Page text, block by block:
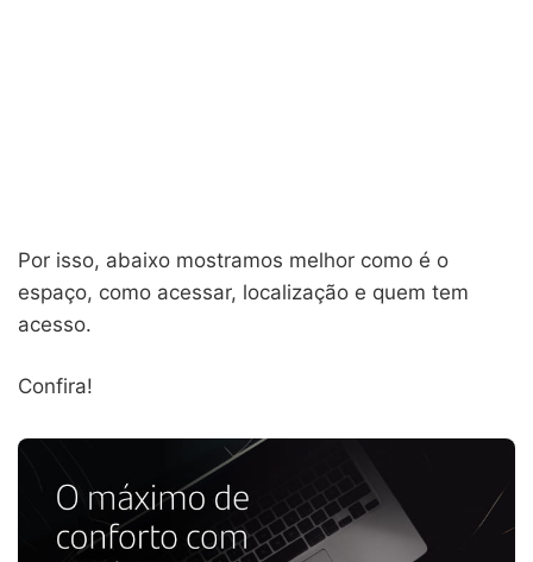
Por isso, abaixo mostramos melhor como é o
espaço, como acessar, localização e quem tem
acesso.
Confira!